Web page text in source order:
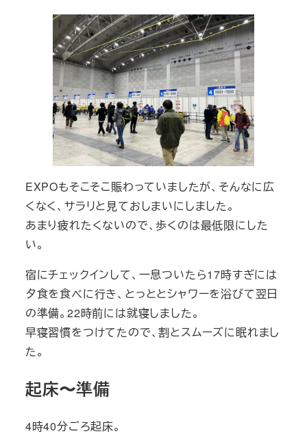
EXPOもそこそこ賑わっていましたが、そんなに広
くなく、サラリと見ておしまいにしました。
あまり疲れたくないので、歩くのは最低限にした
い。
宿にチェックインして、一息ついたら17時すぎには
夕食を食べに行き、とっととシャワーを浴びて翌日
の準備。22時前には就寝しました。
早寝習慣をつけてたので、割とスムーズに眠れまし
た。
起床〜準備
4時40分ごろ起床。